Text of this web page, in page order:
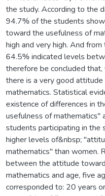
the study. According to the
94.7% of the students
toward the usefulness of
high and very high. And
64.5% indicated levels
therefore be concluded
there is a very good
mathematics. Statistical
existence of differences in
usefulness of mathematics"
students participating in the
higher levels of&nbsp;
mathematics" than women.
between the attitude
mathematics and age, five
corresponded to: 20 years